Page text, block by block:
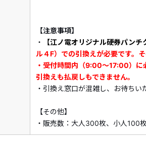
●引換え場所
・鎌倉市観
※引換えは上
い。
★鎌倉市観光
い！★
【注意事項】
・
【江ノ電オリジナル硬券パン
ル４F）での引換えが必要です。
・受付時間内（9:00～17:00）に
引換えも払戻しもできません。
・引換え窓口が混雑し、お待ちい
【その他】
・販売数：大人300枚、小人100